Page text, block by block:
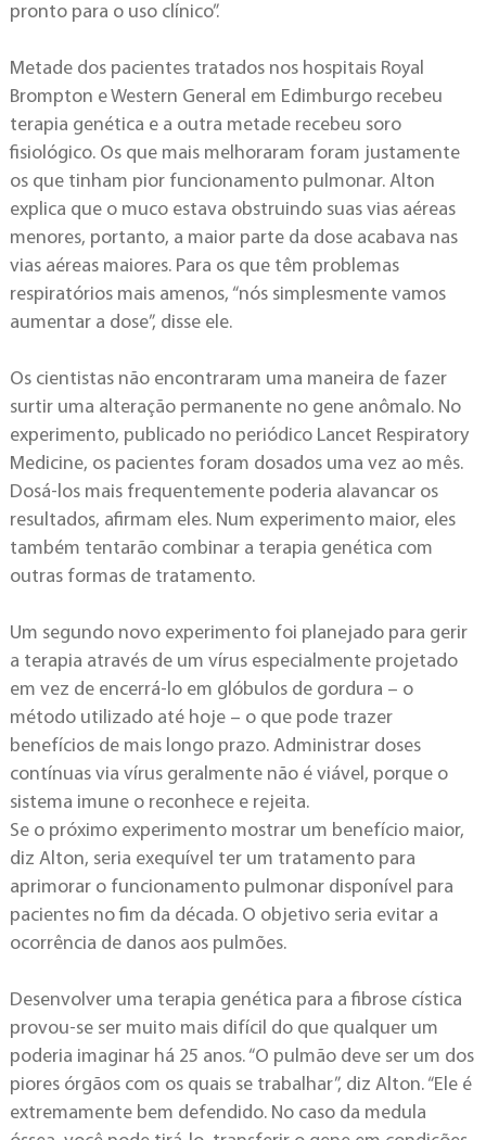
pronto para o uso clínico”.
Metade dos pacientes tratados nos hospitais Royal
Brompton e Western General em Edimburgo recebeu
terapia genética e a outra metade recebeu soro
fisiológico. Os que mais melhoraram foram justamente
os que tinham pior funcionamento pulmonar. Alton
explica que o muco estava obstruindo suas vias aéreas
menores, portanto, a maior parte da dose acabava nas
vias aéreas maiores. Para os que têm problemas
respiratórios mais amenos, “nós simplesmente vamos
aumentar a dose”, disse ele.
Os cientistas não encontraram uma maneira de fazer
surtir uma alteração permanente no gene anômalo. No
experimento, publicado no periódico Lancet Respiratory
Medicine, os pacientes foram dosados uma vez ao mês.
Dosá-los mais frequentemente poderia alavancar os
resultados, afirmam eles. Num experimento maior, eles
também tentarão combinar a terapia genética com
outras formas de tratamento.
Um segundo novo experimento foi planejado para gerir
a terapia através de um vírus especialmente projetado
em vez de encerrá-lo em glóbulos de gordura – o
método utilizado até hoje – o que pode trazer
benefícios de mais longo prazo. Administrar doses
contínuas via vírus geralmente não é viável, porque o
sistema imune o reconhece e rejeita.
Se o próximo experimento mostrar um benefício maior,
diz Alton, seria exequível ter um tratamento para
aprimorar o funcionamento pulmonar disponível para
pacientes no fim da década. O objetivo seria evitar a
ocorrência de danos aos pulmões.
Desenvolver uma terapia genética para a fibrose cística
provou-se ser muito mais difícil do que qualquer um
poderia imaginar há 25 anos. “O pulmão deve ser um dos
piores órgãos com os quais se trabalhar”, diz Alton. “Ele é
extremamente bem defendido. No caso da medula